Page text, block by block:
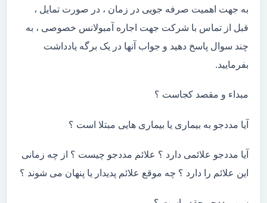
به جهت اهمیت صرفه جویی در زمان ، در صورت تمایل ،
قبل از تماس با شرکت جهت اجاره آمبولانس خصوصی ، به
چند سوال پاسخ دهید و جواب آنها در یک برگه یادداشت
بفرمایید.
مبداء و مقصد کجاست ؟
آیا مددجو به بیماری یا بیماری هایی مبتلا است ؟
آیا مددجو علائمی دارد ؟ علائم مددجو چیست ؟ از چه زمانی
این علائم را دارد ؟ چه موقع علائم پدیدار یا پنهان می شوند ؟